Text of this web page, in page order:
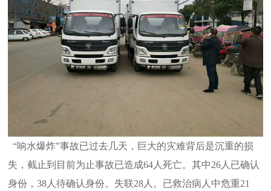
“响水爆炸”事故已过去几天，巨大的灾难背后是沉重的损
失，截止到目前为止事故已造成64人死亡。其中26人已确认
身份，38人待确认身份。失联28人。已救治病人中危重21